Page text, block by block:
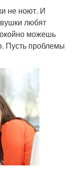
не ноют. И
любят
можешь
Пусть проблемы